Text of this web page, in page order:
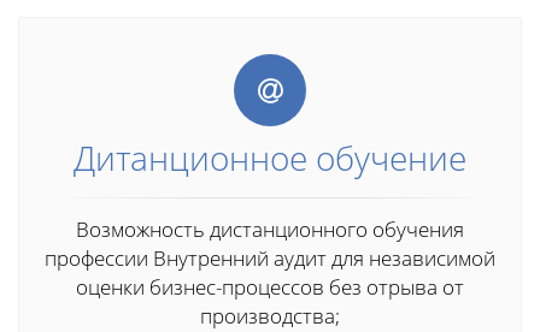
Дитанционное обучение
Возможность дистанционного обучения
профессии Внутренний аудит для независимой
оценки бизнес-процессов без отрыва от
производства;